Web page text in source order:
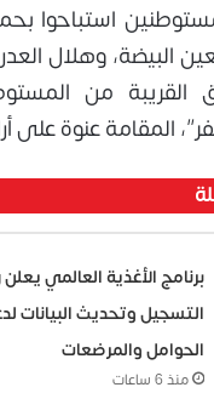
استباحوا
البيضة، وهلال
القريبة من
المقامة عنوة
برنامج الأغذية العالمي يعلن
التسجيل وتحديث البيانات
الحوامل والمرضعات
منذ 6 ساعات